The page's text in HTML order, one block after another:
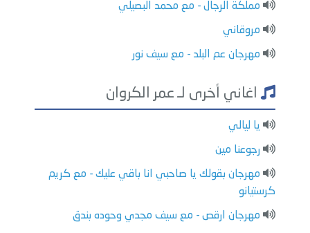
مملكة الرجال - مع محمد البصيلي
مروقاني
مهرجان عم البلد - مع سيف نور
اغاني أخرى لـ عمر الكروان
يا ليالي
رجوعنا مين
مهرجان بقولك يا صاحبي انا باقي عليك - مع كريم
كرستيانو
مهرجان ارقص - مع سيف مجدي وحوده بندق